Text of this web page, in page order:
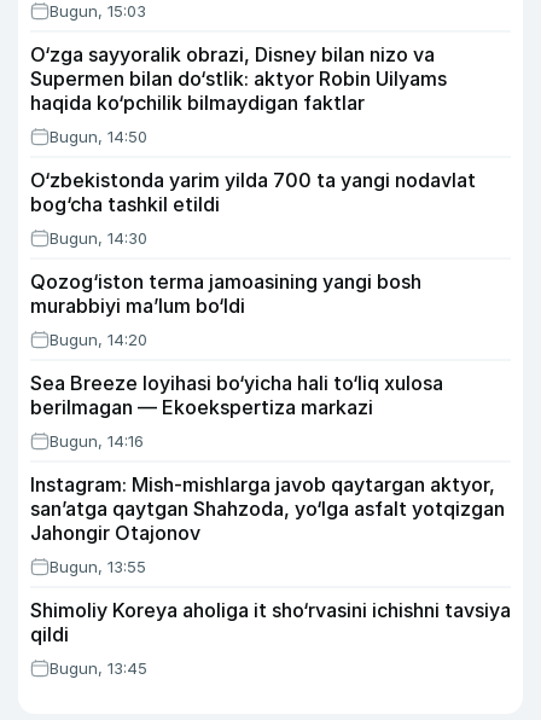
Bugun, 15:03
O‘zga sayyoralik obrazi, Disney bilan nizo va
Supermen bilan do‘stlik: aktyor Robin Uilyams
haqida ko‘pchilik bilmaydigan faktlar
Bugun, 14:50
O‘zbekistonda yarim yilda 700 ta yangi nodavlat
bog‘cha tashkil etildi
Bugun, 14:30
Qozog‘iston terma jamoasining yangi bosh
murabbiyi ma’lum bo‘ldi
Bugun, 14:20
Sea Breeze loyihasi bo‘yicha hali to‘liq xulosa
berilmagan — Ekoekspertiza markazi
Bugun, 14:16
Instagram: Mish-mishlarga javob qaytargan aktyor,
san’atga qaytgan Shahzoda, yo‘lga asfalt yotqizgan
Jahongir Otajonov
Bugun, 13:55
Shimoliy Koreya aholiga it sho‘rvasini ichishni tavsiya
qildi
Bugun, 13:45